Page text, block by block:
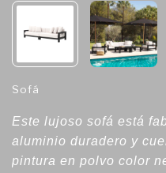
Sofá
Este lujoso sofá está
aluminio duradero y
pintura en polvo color